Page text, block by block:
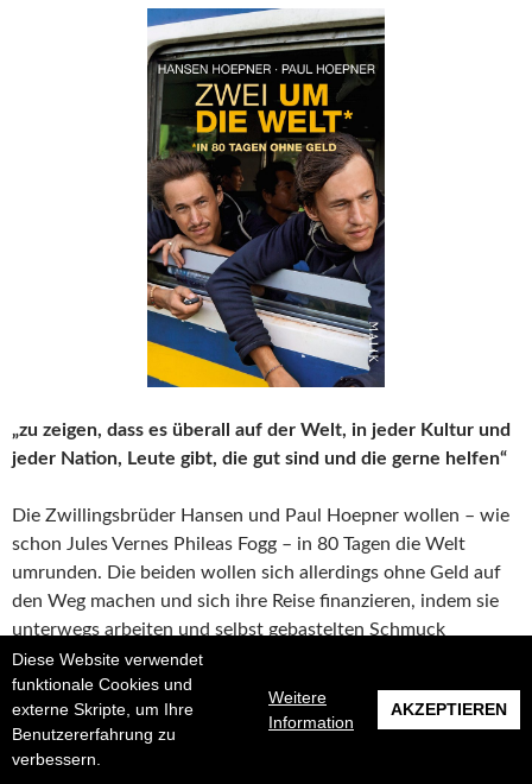
Diese Website verwendet
funktionale Cookies und
externe Skripte, um Ihre
Benutzererfahrung zu
verbessern.
Weitere
Information
AKZEPTIEREN
„zu zeigen, dass es überall auf der Welt, in jeder Kultur und
jeder Nation, Leute gibt, die gut sind und die gerne helfen“
Die Zwillingsbrüder Hansen und Paul Hoepner wollen – wie
schon Jules Vernes Phileas Fogg – in 80 Tagen die Welt
umrunden. Die beiden wollen sich allerdings ohne Geld auf
den Weg machen und sich ihre Reise finanzieren, indem sie
unterwegs arbeiten und selbst gebastelten Schmuck
verkaufen.Zwei um die Welt. In 80 Tagen ohne Geld von
weiterlesen
ABENTEUER CHINA